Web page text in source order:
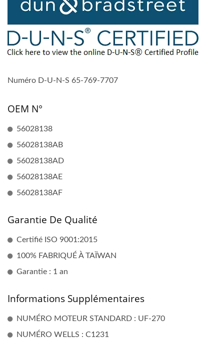
Numéro D-U-N-S 65-769-7707
OEM N°
56028138
56028138AB
56028138AD
56028138AE
56028138AF
Garantie De Qualité
Certifié ISO 9001:2015
100% FABRIQUÉ À TAÏWAN
Garantie : 1 an
Informations Supplémentaires
NUMÉRO MOTEUR STANDARD : UF-270
NUMÉRO WELLS : C1231